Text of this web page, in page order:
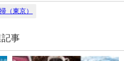
（東京）
事